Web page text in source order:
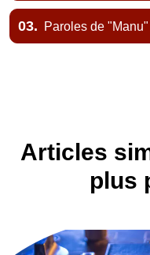
03. Paroles de "Manu"
Articles
plus